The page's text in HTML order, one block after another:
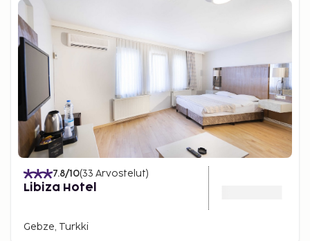
7.8/10(33 Arvostelut)
Libiza Hotel
Gebze, Turkki